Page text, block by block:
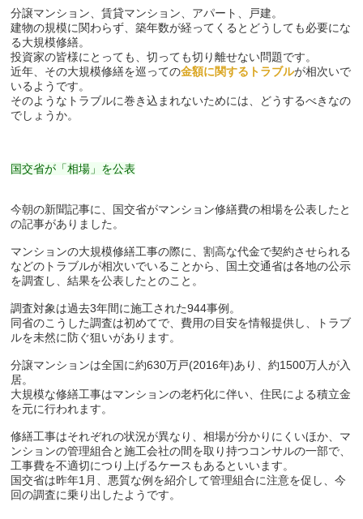
分譲マンション、賃貸マンション、アパート、戸建。
建物の規模に関わらず、築年数が経ってくるとどうしても必要にな
る大規模修繕。
投資家の皆様にとっても、切っても切り離せない問題です。
近年、その大規模修繕を巡っての金額に関するトラブルが相次いで
いるようです。
そのようなトラブルに巻き込まれないためには、どうするべきなの
でしょうか。
国交省が「相場」を公表
今朝の新聞記事に、国交省がマンション修繕費の相場を公表したと
の記事がありました。
マンションの大規模修繕工事の際に、割高な代金で契約させられる
などのトラブルが相次いでいることから、国土交通省は各地の公示
を調査し、結果を公表したとのこと。
調査対象は過去3年間に施工された944事例。
同省のこうした調査は初めてで、費用の目安を情報提供し、トラブ
ルを未然に防ぐ狙いがあります。
分譲マンションは全国に約630万戸(2016年)あり、約1500万人が入
居。
大規模な修繕工事はマンションの老朽化に伴い、住民による積立金
を元に行われます。
修繕工事はそれぞれの状況が異なり、相場が分かりにくいほか、マ
ンションの管理組合と施工会社の間を取り持つコンサルの一部で、
工事費を不適切につり上げるケースもあるといいます。
国交省は昨年1月、悪質な例を紹介して管理組合に注意を促し、今
回の調査に乗り出したようです。